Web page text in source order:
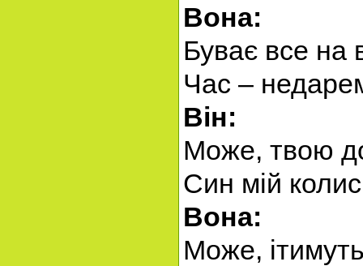
Вона:
Буває все на
Час –
Він:
Може, твою
Син мій
Вона:
Може,